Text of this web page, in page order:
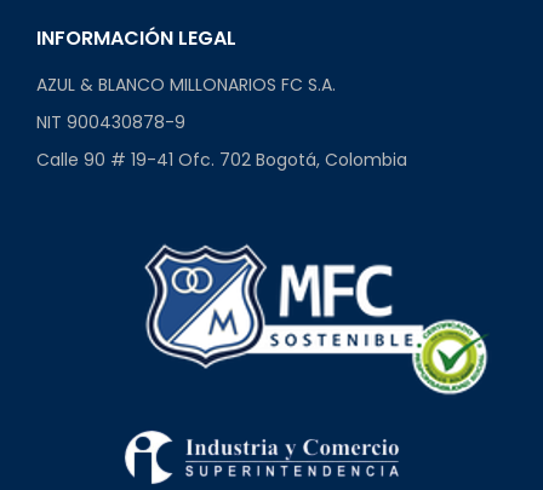
INFORMACIÓN LEGAL
AZUL & BLANCO MILLONARIOS FC S.A.
NIT 900430878-9
Calle 90 # 19-41 Ofc. 702 Bogotá, Colombia